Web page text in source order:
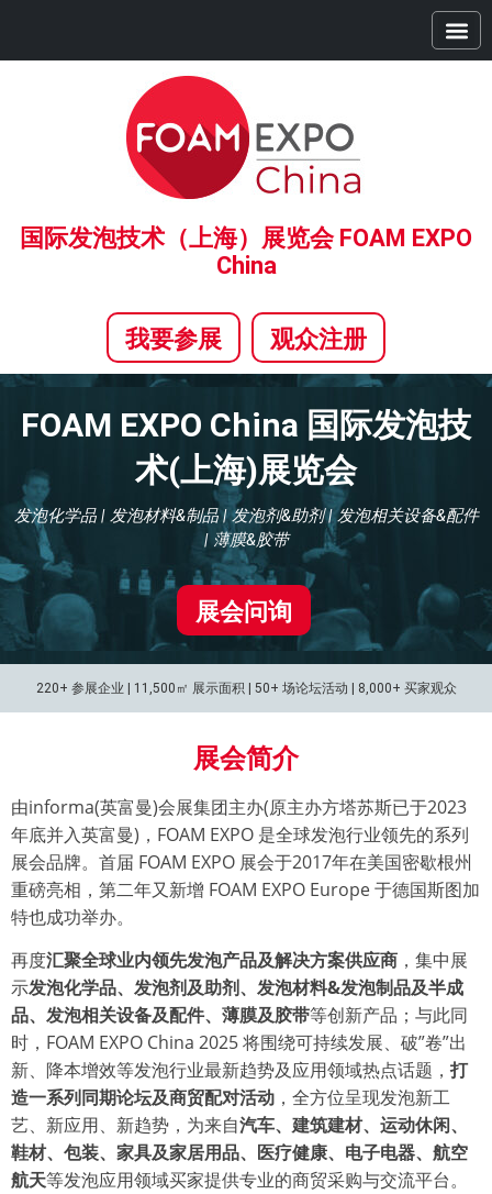
国际发泡技术（上海）展览会 FOAM EXPO
China
我要参展 观众注册
FOAM EXPO China 国际发泡技
术(上海)展览会
发泡化学品 | 发泡材料&制品 | 发泡剂&助剂 | 发泡相关设备&配件
| 薄膜&胶带
展会问询
220+ 参展企业 | 11,500㎡ 展示面积 | 50+ 场论坛活动 | 8,000+ 买家观众
展会简介
由informa(英富曼)会展集团主办(原主办方塔苏斯已于2023
年底并入英富曼)，FOAM EXPO 是全球发泡行业领先的系列
展会品牌。首届 FOAM EXPO 展会于2017年在美国密歇根州
重磅亮相，第二年又新增 FOAM EXPO Europe 于德国斯图加
特也成功举办。
再度汇聚全球业内领先发泡产品及解决方案供应商 ，集中展
示发泡化学品、发泡剂及助剂、发泡材料&发泡制品及半成
品、发泡相关设备及配件、薄膜及胶带等创新产品；与此同
时，FOAM EXPO China 2025 将围绕可持续发展、破”卷”出
新、降本增效等发泡行业最新趋势及应用领域热点话题， 打
造一系列同期论坛及商贸配对活动 ，全方位呈现发泡新工
艺、新应用、新趋势，为来自汽车、建筑建材、运动休闲、
鞋材、包装、家具及家居用品、医疗健康、电子电器、航空
航天等发泡应用领域买家提供专业的商贸采购与交流平台。